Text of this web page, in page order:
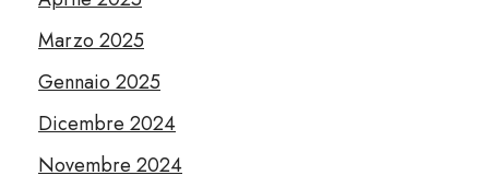
Marzo 2025
Gennaio 2025
Dicembre 2024
Novembre 2024